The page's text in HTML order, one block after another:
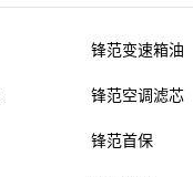
锋范变速箱油
锋范空调滤芯
锋范首保